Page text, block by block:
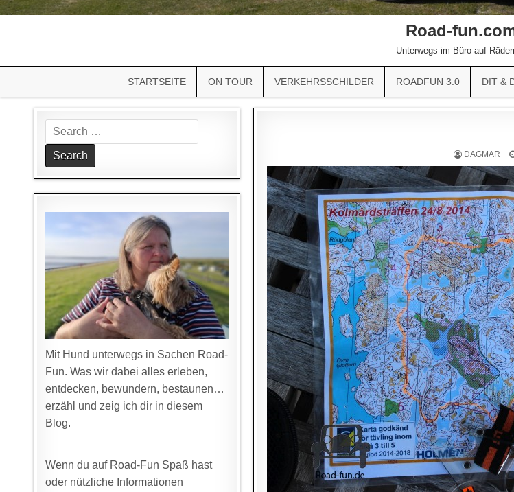
Road-
Unterwegs im Büro auf
STARTSEITE ON TOUR VERKEHRSSCHILDER ROADFUN 3.0 DIT &
DAGMAR
Search
for:
Mit Hund unterwegs in Sachen Road-
Fun. Was wir dabei alles erleben,
entdecken, bewundern, bestaunen…
erzähl und zeig ich dir in diesem
Blog.
Wenn du auf Road-Fun Spaß hast
oder nützliche Informationen